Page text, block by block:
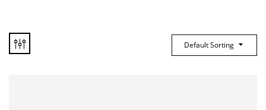
Default Sorting